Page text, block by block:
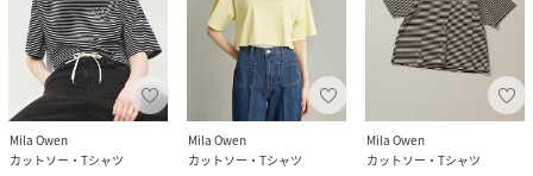
Mila Owen
カットソー・Tシャツ
Mila Owen
カットソー・Tシャツ
Mila Owen
カットソー・Tシャツ